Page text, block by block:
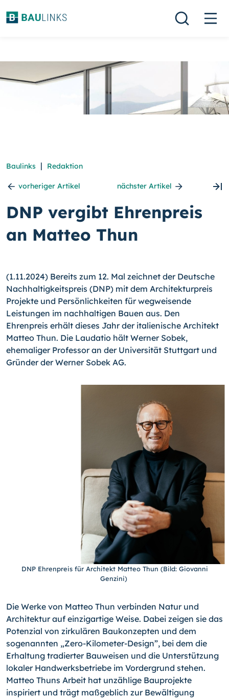
Baulinks | Redaktion
vorheriger Artikel nächster Artikel
DNP vergibt Ehrenpreis
an Matteo Thun
(1.11.2024) Bereits zum 12. Mal zeichnet der Deutsche
Nachhaltigkeitspreis (DNP) mit dem Architekturpreis
Projekte und Persönlichkeiten für wegweisende
Leistungen im nachhaltigen Bauen aus. Den
Ehrenpreis erhält dieses Jahr der italienische Architekt
Matteo Thun. Die Laudatio hält Werner Sobek,
ehemaliger Professor an der Universität Stuttgart und
Gründer der Werner Sobek AG.
DNP Ehrenpreis für Architekt Matteo Thun (Bild: Giovanni
Genzini)
Die Werke von Matteo Thun verbinden Natur und
Architektur auf einzigartige Weise. Dabei zeigen sie das
Potenzial von zirkulären Baukonzepten und dem
sogenannten „Zero-Kilometer-Design”, bei dem die
Erhaltung tradierter Bauweisen und die Unterstützung
lokaler Handwerksbetriebe im Vordergrund stehen.
Matteo Thuns Arbeit hat unzählige Bauprojekte
inspiriert und trägt maßgeblich zur Bewältigung